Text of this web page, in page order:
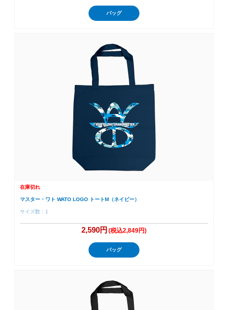
バッグ
在庫切れ
マスター・ワト WATO LOGO トートM（ネイビー）
サイズ数：1
2,590円 (税込2,849円)
バッグ